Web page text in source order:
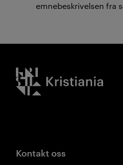
emnebeskrivelsen fra
Kristiania logo
Kontakt oss